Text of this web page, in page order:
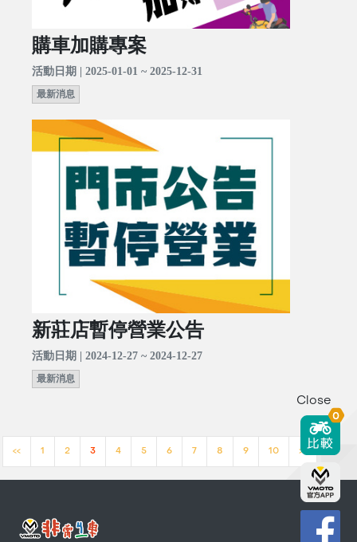
購車加購專案
活動日期 | 2025-01-01 ~ 2025-12-31
最新消息
新莊店暫停營業公告
活動日期 | 2024-12-27 ~ 2024-12-27
最新消息
<< 1 2 3 4 5 6 7 8 9 10 >>
Close
0